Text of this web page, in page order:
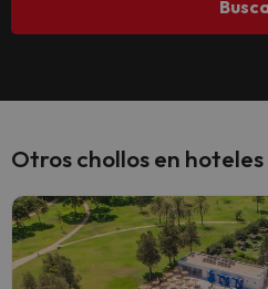
Otros chollos en